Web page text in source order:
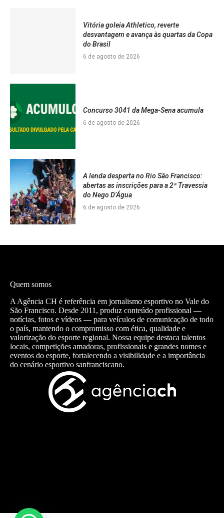
Vitória goleia Athletico, reverte
desvantagem e avança às quartas da Copa
do Brasil
6 de agosto de 2026
Concurso 3041 da Mega-Sena acumula
6 de agosto de 2026
A lenda desperta no Rio São Francisco:
abertas as inscrições para a 2ª Travessia
do Nego D’Água
6 de agosto de 2026
Quem somos
A Agência CH é referência em jornalismo esportivo no Vale do
São Francisco. Desde 2011, produz conteúdo profissional —
notícias, fotos e vídeos — para veículos de comunicação de todo
o país, mantendo o compromisso com ética, qualidade e
valorização do esporte regional. Nossa equipe destaca talentos
locais, competições amadoras, profissionais e grandes nomes e
eventos do esporte, fortalecendo a visibilidade e a importância
do cenário esportivo sanfranciscano.